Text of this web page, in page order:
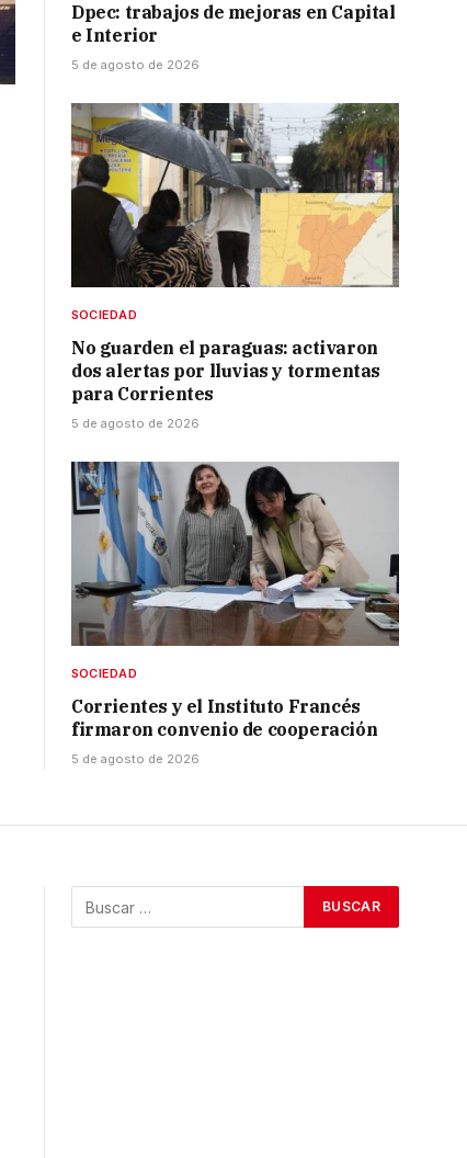
Dpec: trabajos de mejoras en Capital
e Interior
5 de agosto de 2026
SOCIEDAD
No guarden el paraguas: activaron
dos alertas por lluvias y tormentas
para Corrientes
5 de agosto de 2026
SOCIEDAD
Corrientes y el Instituto Francés
firmaron convenio de cooperación
5 de agosto de 2026